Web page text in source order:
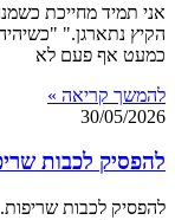
אני תמיד מחייכת
הקיץ נתארגן."
כמעט אף פעם לא
להמשך קריאה »
30/05/2026
להפסיק לכבות
להפסיק לכבות שריפות.